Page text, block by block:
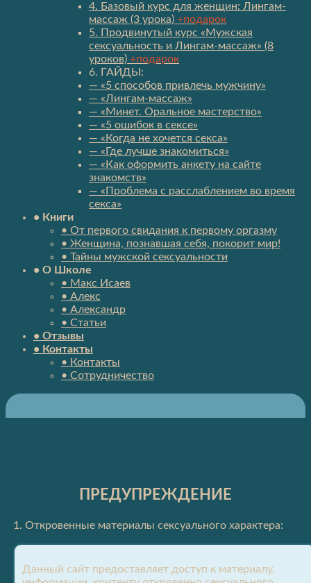
4. Базовый курс для женщин: Лингам-
массаж (3 урока) +подарок
5. Продвинутый курс «Мужская
сексуальность и Лингам-массаж» (8
уроков) +подарок
6. ГАЙДЫ:
— «5 способов привлечь мужчину»
— «Лингам-массаж»
— «Минет. Оральное мастерство»
— «5 ошибок в сексе»
— «Когда не хочется секса»
— «Где лучше знакомиться»
— «Как оформить анкету на сайте
знакомств»
— «Проблема с расслаблением во время
секса»
• Книги
• От первого свидания к первому оргазму
• Женщина, познавшая себя, покорит мир!
• Тайны мужской сексуальности
• О Школе
• Макс Исаев
• Алекс
• Александр
• Статьи
• Отзывы
• Контакты
• Контакты
• Сотрудничество
ПРЕДУПРЕЖДЕНИЕ
1. Откровенные материалы сексуального характера:
Данный сайт предоставляет доступ к материалу,